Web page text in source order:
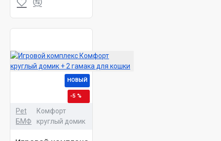
НОВЫЙ
-5 %
Pet
БМФ
Комфорт
круглый домик